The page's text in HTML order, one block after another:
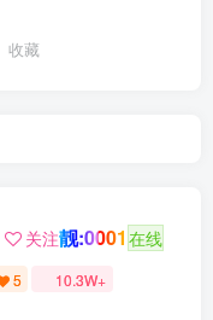
收藏
关注靓:0001 在线
5 10.3W+